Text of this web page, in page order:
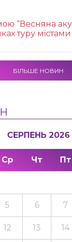
“Весняна
туру
БІЛЬШЕ НОВИН
СЕРПЕНЬ 2026
Ср Чт Пт
5 6 7
12 13 14